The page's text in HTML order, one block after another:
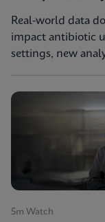
Real-world data
impact antibiotic
settings, new
5m Watch